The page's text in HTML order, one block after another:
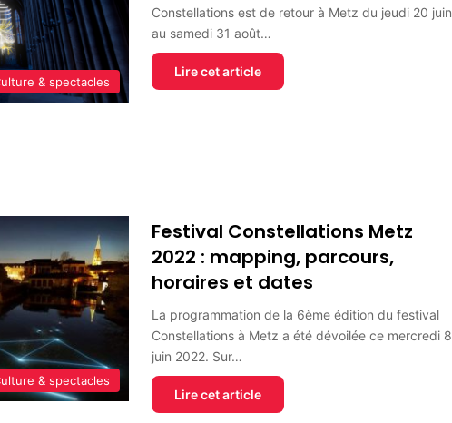
& spectacles
Constellations est de retour à Metz du jeudi 20 juin
au samedi 31 août…
Lire cet article
& spectacles
Festival Constellations Metz
2022 : mapping, parcours,
horaires et dates
La programmation de la 6ème édition du festival
Constellations à Metz a été dévoilée ce mercredi 8
juin 2022. Sur…
Lire cet article